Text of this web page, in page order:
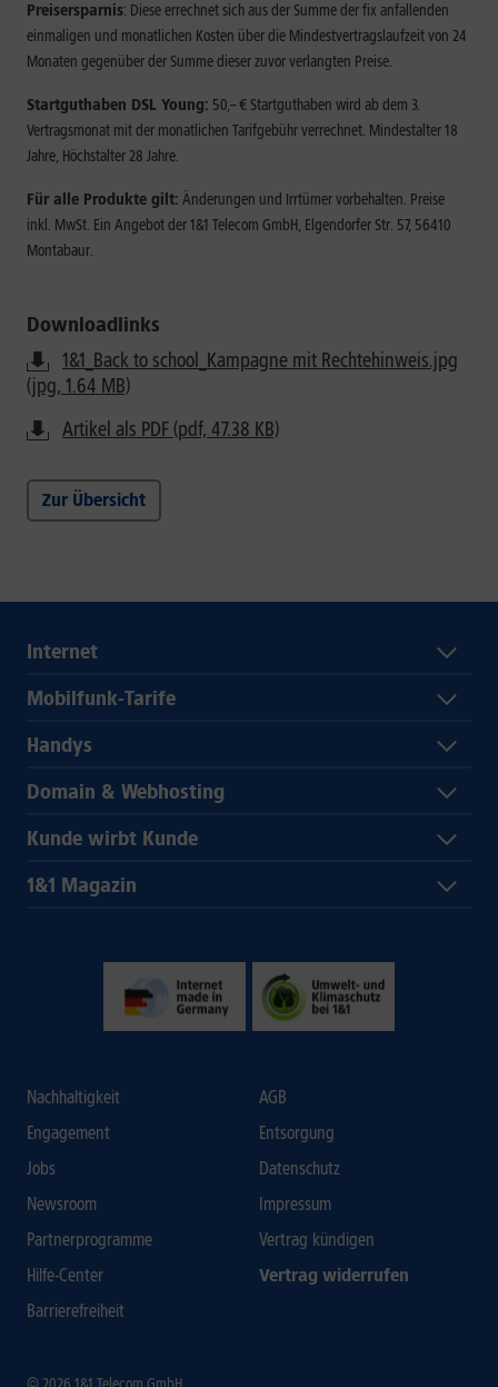
Preisersparnis: Diese errechnet sich aus der Summe der fix anfallenden
einmaligen und monatlichen Kosten über die Mindestvertragslaufzeit von 24
Monaten gegenüber der Summe dieser zuvor verlangten Preise.
Startguthaben DSL Young: 50,– € Startguthaben wird ab dem 3.
Vertragsmonat mit der monatlichen Tarifgebühr verrechnet. Mindestalter 18
Jahre, Höchstalter 28 Jahre.
Für alle Produkte gilt: Änderungen und Irrtümer vorbehalten. Preise
inkl. MwSt. Ein Angebot der 1&1 Telecom GmbH, Elgendorfer Str. 57, 56410
Montabaur.
Downloadlinks
1&1_Back to school_Kampagne mit Rechtehinweis.jpg
(jpg, 1.64 MB)
Artikel als PDF (pdf, 47.38 KB)
Zur Übersicht
Internet
Mobilfunk-Tarife
Handys
Domain & Webhosting
Kunde wirbt Kunde
1&1 Magazin
Nachhaltigkeit
Engagement
Jobs
Newsroom
Partnerprogramme
Hilfe-Center
Barrierefreiheit
AGB
Entsorgung
Datenschutz
Impressum
Vertrag kündigen
Vertrag widerrufen